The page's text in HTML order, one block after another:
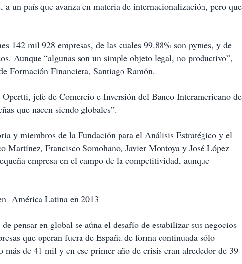
a un país que avanza en materia de internacionalización, pero que
142 mil 928 empresas, de las cuales 99.88% son pymes, y de
Aunque “algunas son un simple objeto legal, no productivo”,
Formación Financiera, Santiago Ramón.
jefe de Comercio e Inversión del Banco Interamericano de
que nacen siendo globales”.
y miembros de la Fundación para el Análisis Estratégico y el
Martínez, Francisco Somohano, Javier Montoya y José López
empresa en el campo de la competitividad, aunque
América Latina en 2013
pensar en global se aúna el desafío de estabilizar sus negocios
que operan fuera de España de forma continuada sólo
de 41 mil y en ese primer año de crisis eran alrededor de 39